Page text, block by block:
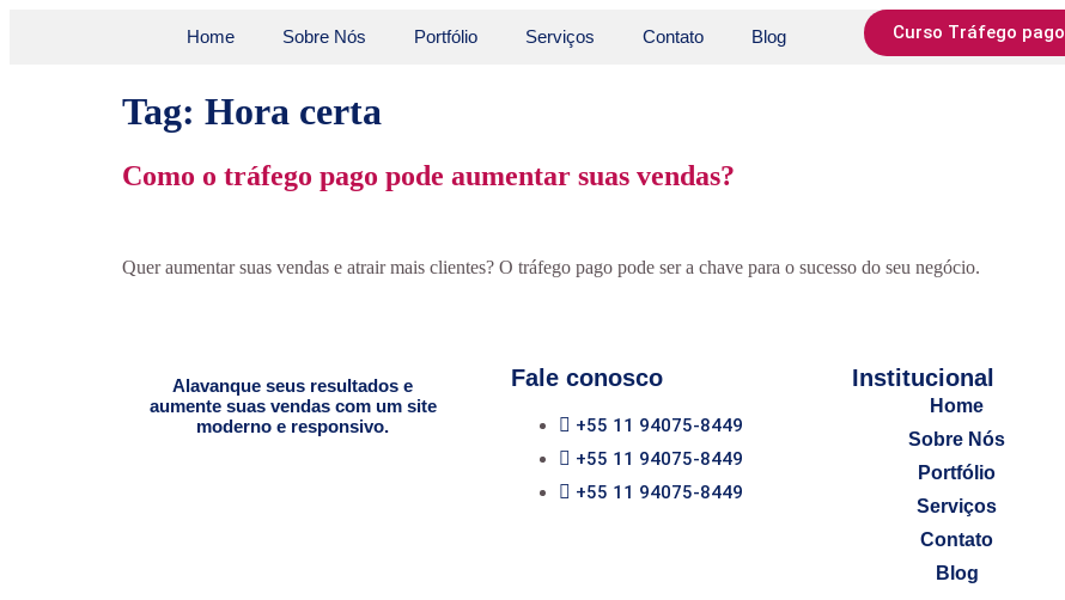
Home Sobre Nós Portfólio Serviços Contato Blog Curso Tráfego pago
Tag: Hora certa
Como o tráfego pago pode aumentar suas vendas?
Quer aumentar suas vendas e atrair mais clientes? O tráfego pago pode ser a chave para o sucesso do seu negócio.
Alavanque seus resultados e
aumente suas vendas com um site
moderno e responsivo.
Fale conosco​
+55 11 94075-8449
+55 11 94075-8449
+55 11 94075-8449
Institucional​
Home
Sobre Nós
Portfólio
Serviços
Contato
Blog